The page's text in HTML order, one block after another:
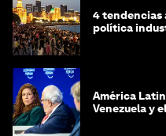
4 tendencias
política
América
Venezuela y